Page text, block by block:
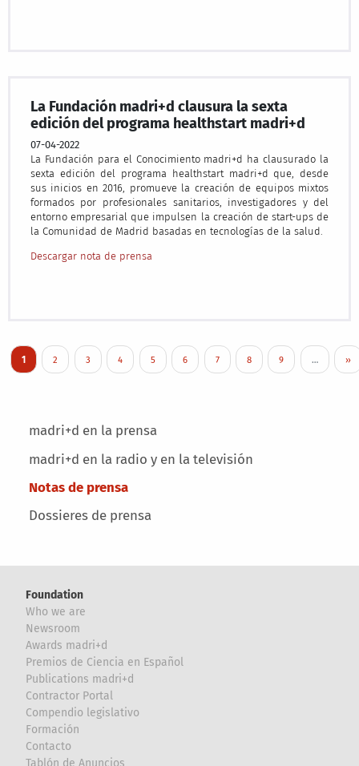
Main menu
madri+d en la prensa
madri+d en la radio y en la televisión
Notas de prensa
Dossieres de prensa
La Fundación madri+d clausura la sexta
edición del programa healthstart madri+d
07-04-2022
La Fundación para el Conocimiento madri+d ha clausurado la
sexta edición del programa healthstart madri+d que, desde
sus inicios en 2016, promueve la creación de equipos mixtos
formados por profesionales sanitarios, investigadores y del
entorno empresarial que impulsen la creación de start-ups de
la Comunidad de Madrid basadas en tecnologías de la salud.
Descargar nota de prensa
Pagination
Current page
1 Page
2 Page
3 Page
4 Page
5 Page
6 Page
7 Page
8 Page
9 … ››
Foundation
Who we are
Newsroom
Awards madri+d
Premios de Ciencia en Español
Publications madri+d
Contractor Portal
Compendio legislativo
Formación
Contacto
Tablón de Anuncios